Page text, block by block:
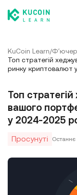
KuCoin Learn/
Топ стратегій
ринку криптовалют
Топ
вашого
у 2024-2025
Просунуті Останнє